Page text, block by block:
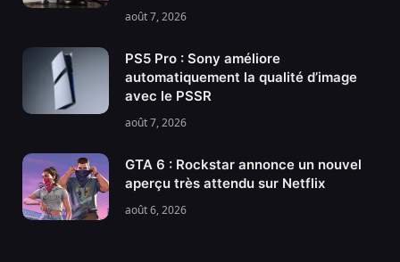
août 7, 2026
PS5 Pro : Sony améliore
automatiquement la qualité d’image
avec le PSSR
août 7, 2026
GTA 6 : Rockstar annonce un nouvel
aperçu très attendu sur Netflix
août 6, 2026